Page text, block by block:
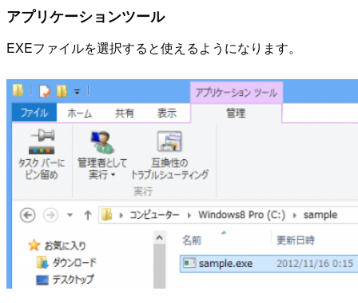
アプリケーションツール
EXEファイルを選択すると使えるようになります。